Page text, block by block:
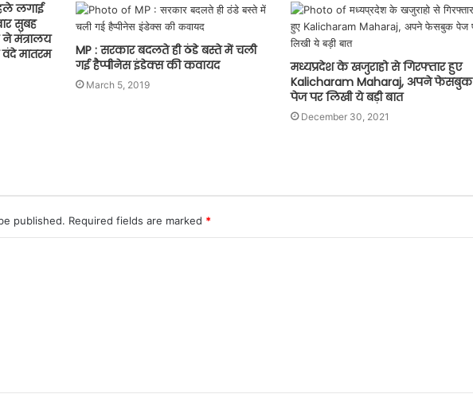
लगाई
सुबह
ने मंत्रालय
मातरम
MP : सरकार बदलते ही ठंडे बस्ते में चली
गई हैप्पीनेस इंडेक्स की कवायद
March 5, 2019
मध्यप्रदेश के खजुराहो से गिरफ्तार हुए
Kalicharam Maharaj, अपने फेसबुक
पेज पर लिखी ये बड़ी बात
December 30, 2021
published. Required fields are marked *